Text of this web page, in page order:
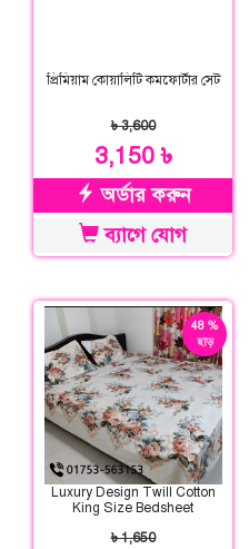
প্রিমিয়াম কোয়ালিটি কমফোর্টার সেট
৳ 3,600
3,150 ৳
অর্ডার করুন
ব্যাগে যোগ
48 %
ছাড়
Luxury Design Twill Cotton
King Size Bedsheet
৳ 1,650